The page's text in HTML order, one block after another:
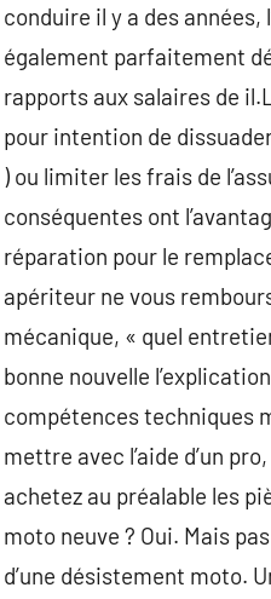
conduire il y a des années,
également parfaitement
rapports aux salaires de
pour intention de
) ou limiter les frais de
conséquentes ont
réparation pour le
apériteur ne vous
mécanique, « quel
bonne nouvelle
compétences techniques
mettre avec l’aide d’un
achetez au préalable les
moto neuve ? Oui. Mais
d’une désistement moto.